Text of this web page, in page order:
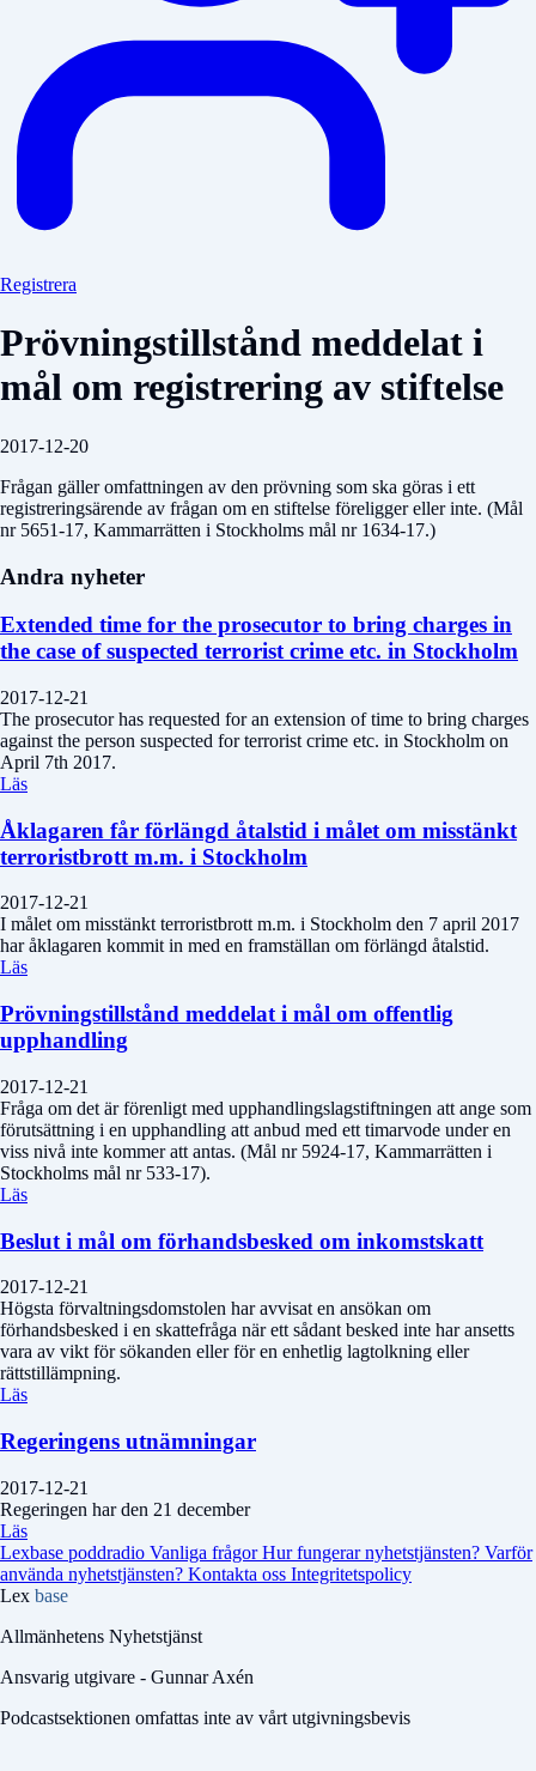
Registrera
Prövningstillstånd meddelat i
mål om registrering av stiftelse
2017-12-20
Frågan gäller omfattningen av den prövning som ska göras i ett
registreringsärende av frågan om en stiftelse föreligger eller inte. (Mål
nr 5651-17, Kammarrätten i Stockholms mål nr 1634-17.)
Andra nyheter
Extended time for the prosecutor to bring charges in
the case of suspected terrorist crime etc. in Stockholm
2017-12-21
The prosecutor has requested for an extension of time to bring charges
against the person suspected for terrorist crime etc. in Stockholm on
April 7th 2017.
Läs
Åklagaren får förlängd åtalstid i målet om misstänkt
terroristbrott m.m. i Stockholm
2017-12-21
I målet om misstänkt terroristbrott m.m. i Stockholm den 7 april 2017
har åklagaren kommit in med en framställan om förlängd åtalstid.
Läs
Prövningstillstånd meddelat i mål om offentlig
upphandling
2017-12-21
Fråga om det är förenligt med upphandlingslagstiftningen att ange som
förutsättning i en upphandling att anbud med ett timarvode under en
viss nivå inte kommer att antas. (Mål nr 5924-17, Kammarrätten i
Stockholms mål nr 533-17).
Läs
Beslut i mål om förhandsbesked om inkomstskatt
2017-12-21
Högsta förvaltningsdomstolen har avvisat en ansökan om
förhandsbesked i en skattefråga när ett sådant besked inte har ansetts
vara av vikt för sökanden eller för en enhetlig lagtolkning eller
rättstillämpning.
Läs
Regeringens utnämningar
2017-12-21
Regeringen har den 21 december
Läs
Lexbase poddradio Vanliga frågorHur fungerar nyhetstjänsten? Varför
använda nyhetstjänsten? Kontakta oss Integritetspolicy
Lex base
Allmänhetens Nyhetstjänst
Ansvarig utgivare - Gunnar Axén
Podcastsektionen omfattas inte av vårt utgivningsbevis